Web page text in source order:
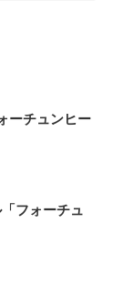
ーチュンヒー
フォーチュ